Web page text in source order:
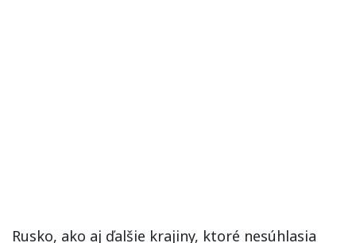
Rusko, ako aj ďalšie krajiny, ktoré nesúhlasia